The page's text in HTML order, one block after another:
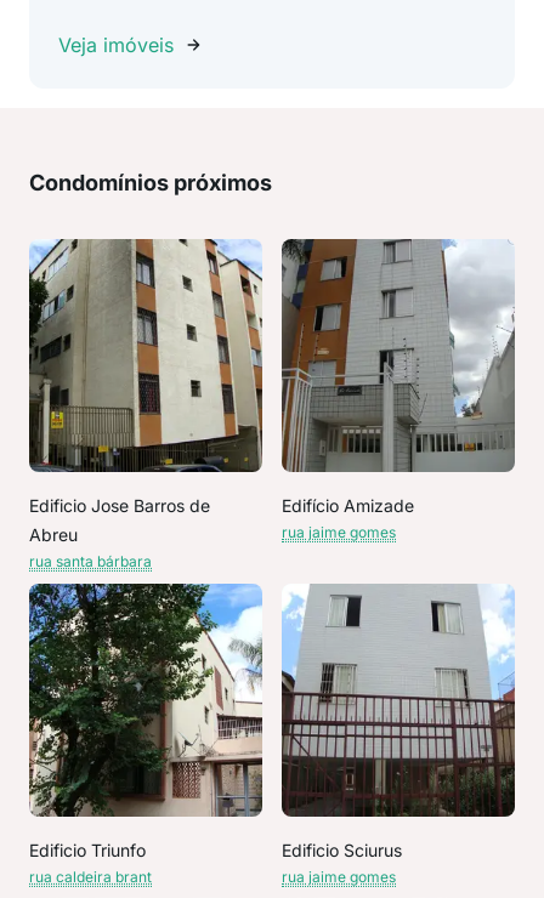
Veja imóveis
Condomínios próximos
Edificio Jose Barros de
Abreu
rua santa bárbara
Edifício Amizade
rua jaime gomes
Edificio Triunfo
rua caldeira brant
Edificio Sciurus
rua jaime gomes